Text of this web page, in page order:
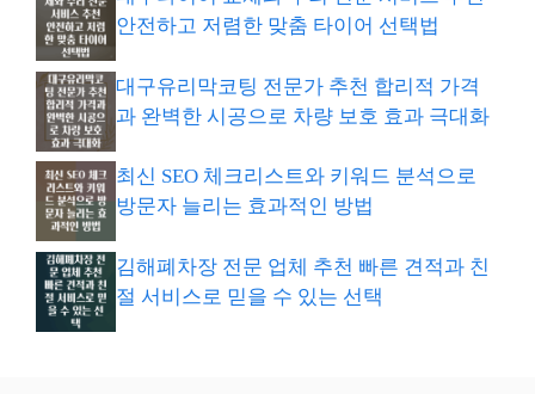
안전하고 저렴한 맞춤 타이어 선택법
대구유리막코팅 전문가 추천 합리적 가격
과 완벽한 시공으로 차량 보호 효과 극대화
최신 SEO 체크리스트와 키워드 분석으로
방문자 늘리는 효과적인 방법
김해폐차장 전문 업체 추천 빠른 견적과 친
절 서비스로 믿을 수 있는 선택